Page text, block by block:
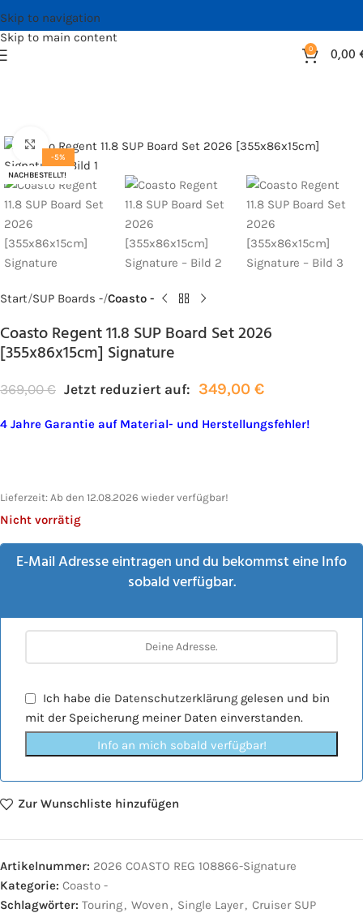
Skip to navigation
Skip to main content
0 0,00
-5%
NACHBESTELLT!
Bild vergrößern
Start SUP Boards - Coasto -
Coasto Regent 11.8 SUP Board Set 2026
[355x86x15cm] Signature
369,00€ Jetzt reduziert auf: 349,00 €
4 Jahre Garantie auf Material- und Herstellungsfehler!
Lieferzeit: Ab den 12.08.2026 wieder verfügbar!
Nicht vorrätig
E-Mail Adresse eintragen und du bekommst eine Info
sobald verfügbar.
Ich habe die Datenschutzerklärung gelesen und bin
mit der Speicherung meiner Daten einverstanden.
Info an mich sobald verfügbar!
Zur Wunschliste hinzufügen
Artikelnummer: 2026 COASTO REG 108866-Signature
Kategorie: Coasto -
Schlagwörter: Touring, Woven , Single Layer, Cruiser SUP